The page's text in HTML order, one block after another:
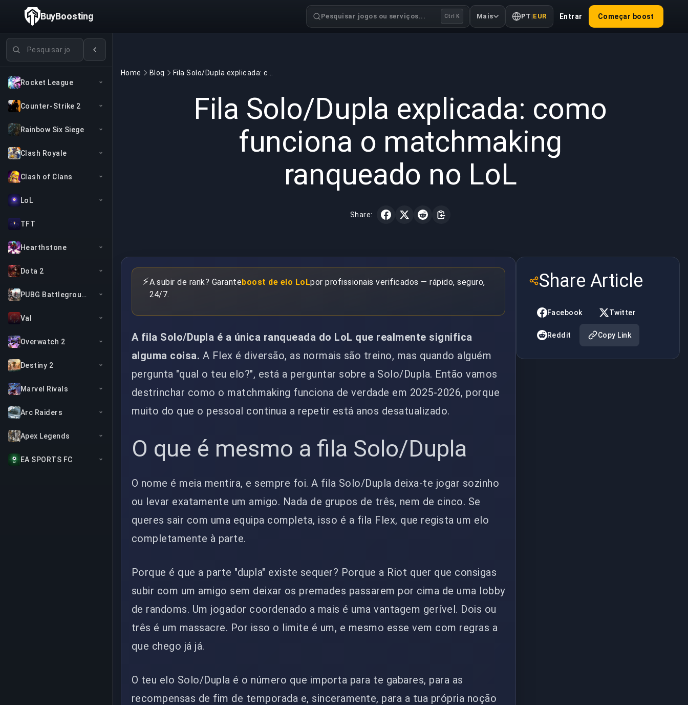
Pesquisar jogos
Rocket League
Counter-Strike 2
Rainbow Six Siege
Clash Royale
Clash of Clans
LoL
TFT
Hearthstone
Dota 2
PUBG Battlegrounds
Val
Overwatch 2
Destiny 2
Marvel Rivals
Arc Raiders
Apex Legends
EA SPORTS FC
BuyBoosting Pesquisar jogos ou serviços... Ctrl K Mais PT |EUR Entrar Começar boost
Home Blog
Fila Solo/Dupla explicada: como
funciona o matchmaking
ranqueado no LoL
Share:
⚡A subir de rank? Garanteboost de elo LoLpor profissionais verificados — rápido, seguro,
24/7.
A fila Solo/Dupla é a única ranqueada do LoL que realmente significa
alguma coisa. A Flex é diversão, as normais são treino, mas quando alguém
pergunta "qual o teu elo?", está a perguntar sobre a Solo/Dupla. Então vamos
destrinchar como o matchmaking funciona de verdade em 2025-2026, porque
muito do que o pessoal continua a repetir está anos desatualizado.
O que é mesmo a fila Solo/Dupla
O nome é meia mentira, e sempre foi. A fila Solo/Dupla deixa-te jogar sozinho
ou levar exatamente um amigo. Nada de grupos de três, nem de cinco. Se
queres sair com uma equipa completa, isso é a fila Flex, que regista um elo
completamente à parte.
Porque é que a parte "dupla" existe sequer? Porque a Riot quer que consigas
subir com um amigo sem deixar os premades passarem por cima de uma lobby
de randoms. Um jogador coordenado a mais é uma vantagem gerível. Dois ou
três é um massacre. Por isso o limite é um, e mesmo esse vem com regras a
que chego já já.
O teu elo Solo/Dupla é o número que importa para te gabares, para as
recompensas de fim de temporada e, sinceramente, para a tua própria noção
Share Article
Facebook Twitter
Reddit Copy Link